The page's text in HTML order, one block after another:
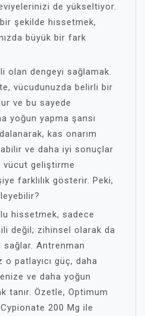
de yükseltiyor.
şekilde hissetmek,
büyük bir fark
olan dengeyi sağlamak.
vücudunuzda belirli bir
ve bu sayede
yoğun yapma şansı
kas onarım
ve daha iyi sonuçlar
vücut geliştirme
farklılık gösterir. Peki,
hissetmek, sadece
değil; zihinsel olarak da
sağlar. Antrenman
patlayıcı güç, daha
ve daha yoğun
tanır. Özetle, Optimum
200 Mg ile